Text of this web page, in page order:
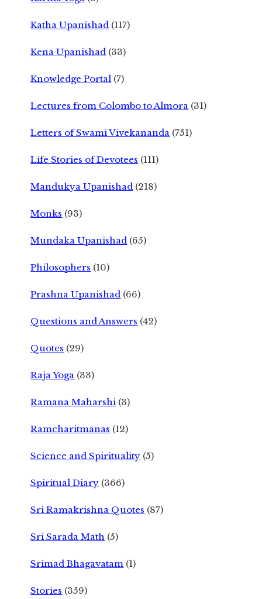
Katha Upanishad (117)
Kena Upanishad (33)
Knowledge Portal (7)
Lectures from Colombo to Almora (31)
Letters of Swami Vivekananda (751)
Life Stories of Devotees (111)
Mandukya Upanishad (218)
Monks (93)
Mundaka Upanishad (65)
Philosophers (10)
Prashna Upanishad (66)
Questions and Answers (42)
Quotes (29)
Raja Yoga (33)
Ramana Maharshi (3)
Ramcharitmanas (12)
Science and Spirituality (5)
Spiritual Diary (366)
Sri Ramakrishna Quotes (87)
Sri Sarada Math (5)
Srimad Bhagavatam (1)
Stories (359)